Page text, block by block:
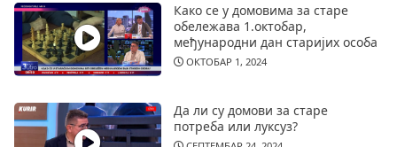
Како се у домовима за старе
обележава 1.октобар,
међународни дан старијих особа
ОКТОБАР 1, 2024
Да ли су домови за старе
потреба или луксуз?